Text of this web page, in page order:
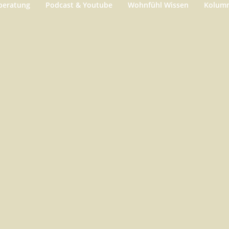
Podcast & Youtube Wohnfühl Wissen